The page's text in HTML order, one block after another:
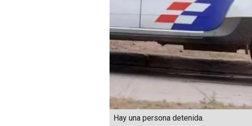
Hay una persona detenida.